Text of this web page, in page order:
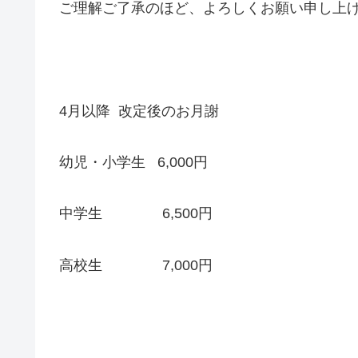
ご理解ご了承のほど、よろしくお願い申し上
4月以降 改定後のお月謝
幼児・小学生 6,000円
中学生 6,500円
高校生 7,000円